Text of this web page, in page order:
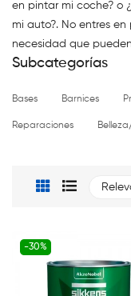
en pintar mi coche? o
mi auto?. No entres
necesidad que
Subcategorías
Bases Barnices
Reparaciones
-30%